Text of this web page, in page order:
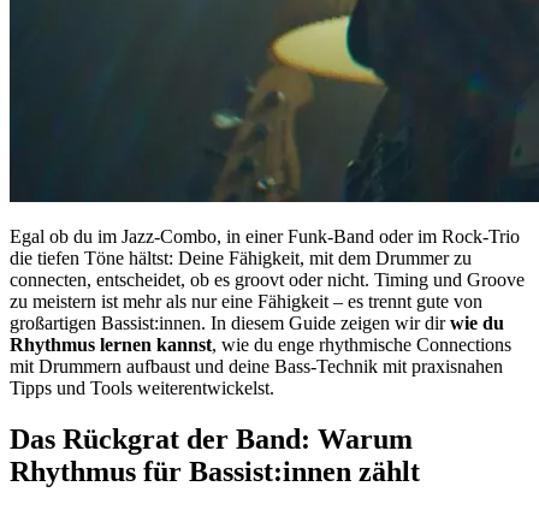
Egal ob du im Jazz-Combo, in einer Funk-Band oder im Rock-Trio
die tiefen Töne hältst: Deine Fähigkeit, mit dem Drummer zu
connecten, entscheidet, ob es groovt oder nicht. Timing und Groove
zu meistern ist mehr als nur eine Fähigkeit – es trennt gute von
großartigen Bassist:innen. In diesem Guide zeigen wir dirwie du
Rhythmus lernen kannst, wie du enge rhythmische Connections
mit Drummern aufbaust und deine Bass-Technik mit praxisnahen
Tipps und Tools weiterentwickelst.
Das Rückgrat der Band: Warum
Rhythmus für Bassist:innen zählt